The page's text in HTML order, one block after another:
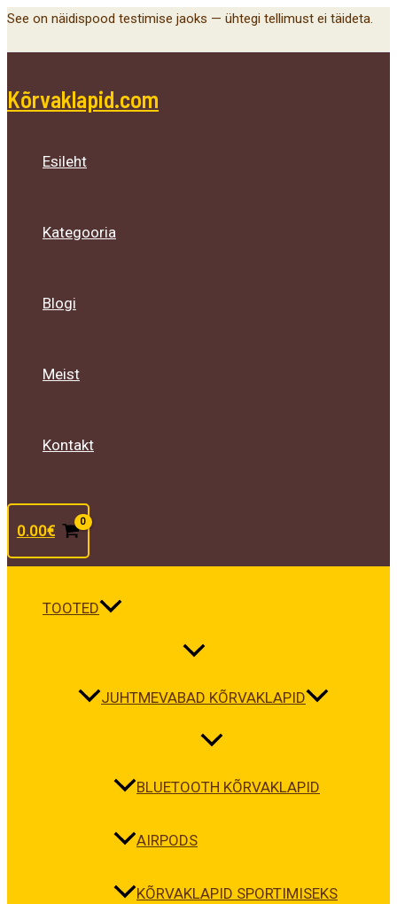
Skip
See on näidispood testimise jaoks — ühtegi tellimust ei täideta.
Kõrvaklapid.com
Esileht
Kategooria
Blogi
Meist
Kontakt
0.00€
TOOTED
Menu
Toggle
JUHTMEVABAD KÕRVAKLAPID
Menu
Toggle
BLUETOOTH KÕRVAKLAPID
AIRPODS
KÕRVAKLAPID SPORTIMISEKS
Menu
Toggle
Main
Menu